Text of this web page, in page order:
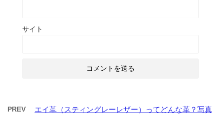
サイト
PREV
エイ革（スティングレーレザー）ってどんな革？写真